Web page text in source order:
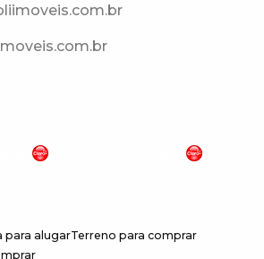
para alugarTerreno para comprar